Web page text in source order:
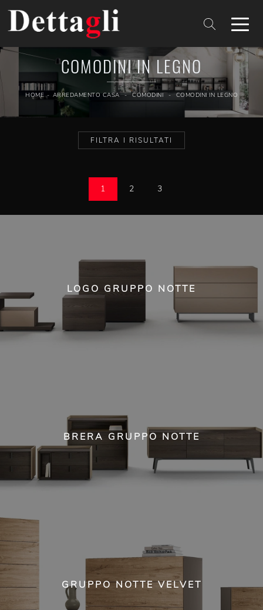
COMODINI IN LEGNO
HOME - ARREDAMENTO CASA - COMODINI - COMODINI IN LEGNO
FILTRA I RISULTATI
1 2 3
LOGO GRUPPO NOTTE
BRERA GRUPPO NOTTE
GRUPPO NOTTE VELVET